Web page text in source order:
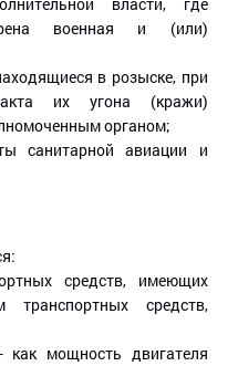
власти, где
военная и (или)
в розыске, при
их угона (кражи)
органом;
санитарной авиации и
средств, имеющих
транспортных средств,
мощность двигателя